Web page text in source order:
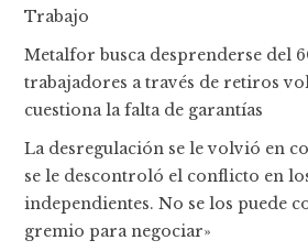
Trabajo
Metalfor busca desprenderse del
trabajadores a través de retiros
cuestiona la falta de garantías
La desregulación se le volvió en
se le descontroló el conflicto en
independientes. No se los puede
gremio para negociar»